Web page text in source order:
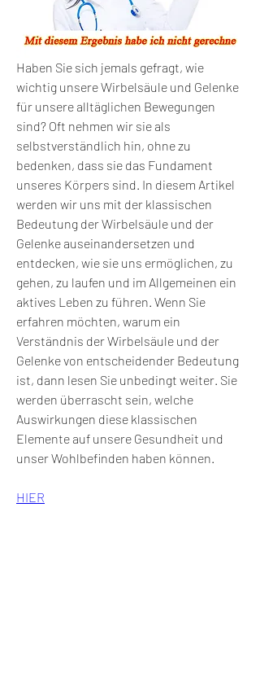
Haben Sie sich jemals gefragt, wie
wichtig unsere Wirbelsäule und Gelenke
für unsere alltäglichen Bewegungen
sind? Oft nehmen wir sie als
selbstverständlich hin, ohne zu
bedenken, dass sie das Fundament
unseres Körpers sind. In diesem Artikel
werden wir uns mit der klassischen
Bedeutung der Wirbelsäule und der
Gelenke auseinandersetzen und
entdecken, wie sie uns ermöglichen, zu
gehen, zu laufen und im Allgemeinen ein
aktives Leben zu führen. Wenn Sie
erfahren möchten, warum ein
Verständnis der Wirbelsäule und der
Gelenke von entscheidender Bedeutung
ist, dann lesen Sie unbedingt weiter. Sie
werden überrascht sein, welche
Auswirkungen diese klassischen
Elemente auf unsere Gesundheit und
unser Wohlbefinden haben können.
HIER